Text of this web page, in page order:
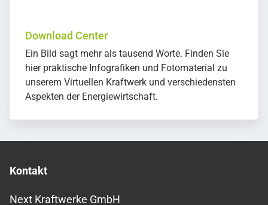
Download Center
Ein Bild sagt mehr als tausend Worte. Finden Sie
hier praktische Infografiken und Fotomaterial zu
unserem Virtuellen Kraftwerk und verschiedensten
Aspekten der Energiewirtschaft.
Kontakt
Next Kraftwerke GmbH